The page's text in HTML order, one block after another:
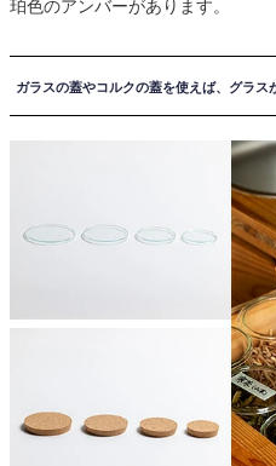
珀色のアンバーがあります。
ガラスの蓋やコルクの蓋を使えば、グラス